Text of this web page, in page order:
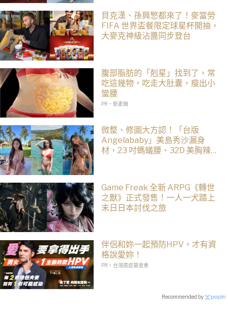
貝克漢、孫興慜都來了！麥當勞
FIFA 世界盃餐限定球星杯開抽，
大麥克神級沾醬同步登台
腹部脂肪的「剋星」找到了，常
吃這幾物，吃走大肚囊，瘦出小
蠻腰
PR・新素簡
微整、修圖大方認！「台版
Angelababy」美島秀沙漏身
材，23 吋螞蟻腰、32D 美胸辣度
Game Freak 全新 ARPG《轉世
之獸》正式發售！一人一犬踏上
末日日本討伐之旅
伴侶和妳一起預防HPV，才有資
格說愛妳！
PR・台灣癌症基金會
Recommended by